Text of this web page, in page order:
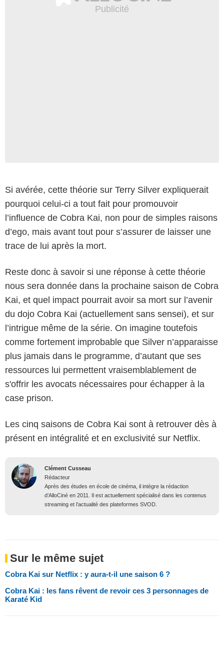
Si avérée, cette théorie sur Terry Silver expliquerait
pourquoi celui-ci a tout fait pour promouvoir
l’influence de Cobra Kai, non pour de simples raisons
d’ego, mais avant tout pour s’assurer de laisser une
trace de lui après la mort.
Reste donc à savoir si une réponse à cette théorie
nous sera donnée dans la prochaine saison de Cobra
Kai, et quel impact pourrait avoir sa mort sur l’avenir
du dojo Cobra Kai (actuellement sans sensei), et sur
l’intrigue même de la série. On imagine toutefois
comme fortement improbable que Silver n’apparaisse
plus jamais dans le programme, d’autant que ses
ressources lui permettent vraisemblablement de
s'offrir les avocats nécessaires pour échapper à la
case prison.
Les cinq saisons de Cobra Kai sont à retrouver dès à
présent en intégralité et en exclusivité sur Netflix.
Clément Cusseau
Rédacteur
Après des études en école de cinéma, il intègre la rédaction
d’AlloCiné en 2011. Il est actuellement spécialisé dans les contenus
streaming et l’actualité des plateformes SVOD.
Sur le même sujet
Cobra Kai sur Netflix : y aura-t-il une saison 6 ?
Cobra Kai : les fans rêvent de revoir ces 3 personnages de
Karaté Kid